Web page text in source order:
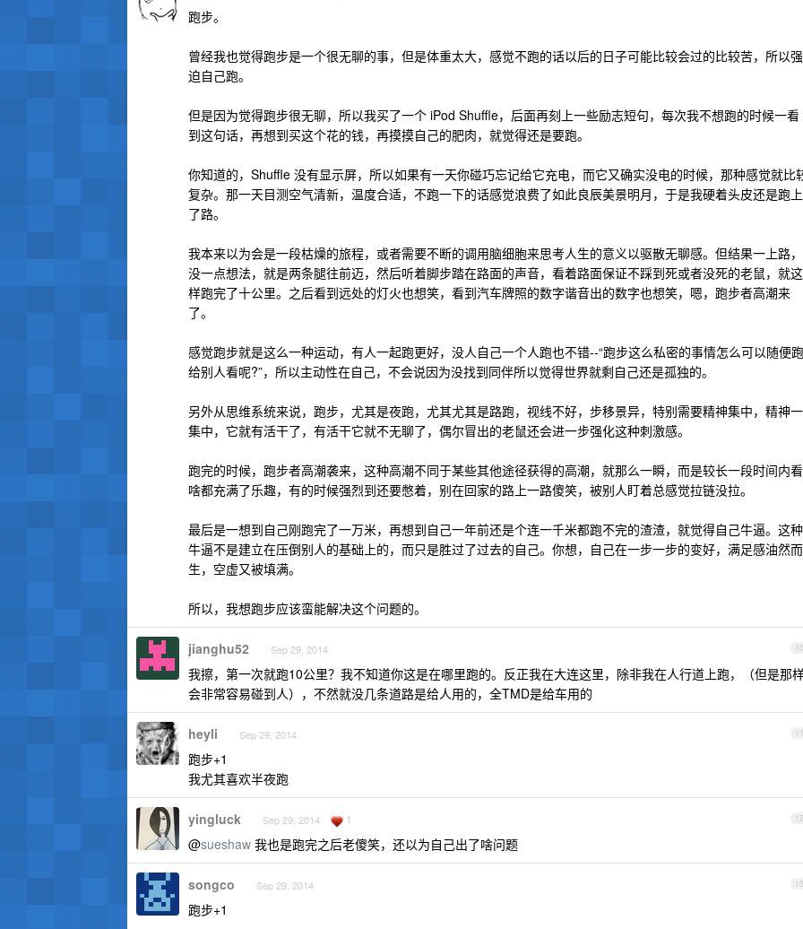
跑步。
曾经我也觉得跑步是一个很无聊的事，但是体重太大，感觉不跑的话以后的日子可能比较会过的比较苦，所以强
迫自己跑。
但是因为觉得跑步很无聊，所以我买了一个 iPod Shuffle，后面再刻上一些励志短句，每次我不想跑的时候一看
到这句话，再想到买这个花的钱，再摸摸自己的肥肉，就觉得还是要跑。
你知道的，Shuffle 没有显示屏，所以如果有一天你碰巧忘记给它充电，而它又确实没电的时候，那种感觉就比
复杂。那一天目测空气清新，温度合适，不跑一下的话感觉浪费了如此良辰美景明月，于是我硬着头皮还是跑上
了路。
我本来以为会是一段枯燥的旅程，或者需要不断的调用脑细胞来思考人生的意义以驱散无聊感。但结果一上路，
没一点想法，就是两条腿往前迈，然后听着脚步踏在路面的声音，看着路面保证不踩到死或者没死的老鼠，就这
样跑完了十公里。之后看到远处的灯火也想笑，看到汽车牌照的数字谐音出的数字也想笑，嗯，跑步者高潮来
了。
感觉跑步就是这么一种运动，有人一起跑更好，没人自己一个人跑也不错--“跑步这么私密的事情怎么可以随便跑
给别人看呢?”，所以主动性在自己，不会说因为没找到同伴所以觉得世界就剩自己还是孤独的。
另外从思维系统来说，跑步，尤其是夜跑，尤其尤其是路跑，视线不好，步移景异，特别需要精神集中，精神一
集中，它就有活干了，有活干它就不无聊了，偶尔冒出的老鼠还会进一步强化这种刺激感。
跑完的时候，跑步者高潮袭来，这种高潮不同于某些其他途径获得的高潮，就那么一瞬，而是较长一段时间内看
啥都充满了乐趣，有的时候强烈到还要憋着，别在回家的路上一路傻笑，被别人盯着总感觉拉链没拉。
最后是一想到自己刚跑完了一万米，再想到自己一年前还是个连一千米都跑不完的渣渣，就觉得自己牛逼。这种
牛逼不是建立在压倒别人的基础上的，而只是胜过了过去的自己。你想，自己在一步一步的变好，满足感油然而
生，空虚又被填满。
所以，我想跑步应该蛮能解决这个问题的。
10
jianghu52 Sep 29, 2014
我擦，第一次就跑10公里？我不知道你这是在哪里跑的。反正我在大连这里，除非我在人行道上跑，（但是那
会非常容易碰到人），不然就没几条道路是给人用的，全TMD是给车用的
11
heyli Sep 29, 2014
跑步+1
我尤其喜欢半夜跑
12
yingluck Sep 29, 2014 1
@sueshaw 我也是跑完之后老傻笑，还以为自己出了啥问题
13
songco Sep 29, 2014
跑步+1